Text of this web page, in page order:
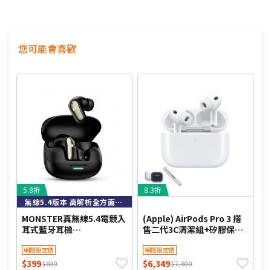
您可能會喜歡
5.8折
無線5.4版本 高解析全方面立體聲
MONSTER真無線5.4電競入
耳式藍牙耳機
雙耳 遊戲耳機 正品 公司貨)
網路限定價
$399$699
8.3折
(Apple) AirPods Pro 3 搭
售二代3C清潔組+矽膠保護
網路限定價
$6,349$7,690